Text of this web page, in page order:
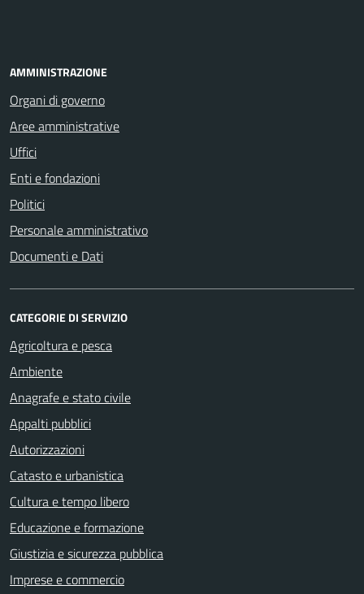
AMMINISTRAZIONE
Organi di governo
Aree amministrative
Uffici
Enti e fondazioni
Politici
Personale amministrativo
Documenti e Dati
CATEGORIE DI SERVIZIO
Agricoltura e pesca
Ambiente
Anagrafe e stato civile
Appalti pubblici
Autorizzazioni
Catasto e urbanistica
Cultura e tempo libero
Educazione e formazione
Giustizia e sicurezza pubblica
Imprese e commercio